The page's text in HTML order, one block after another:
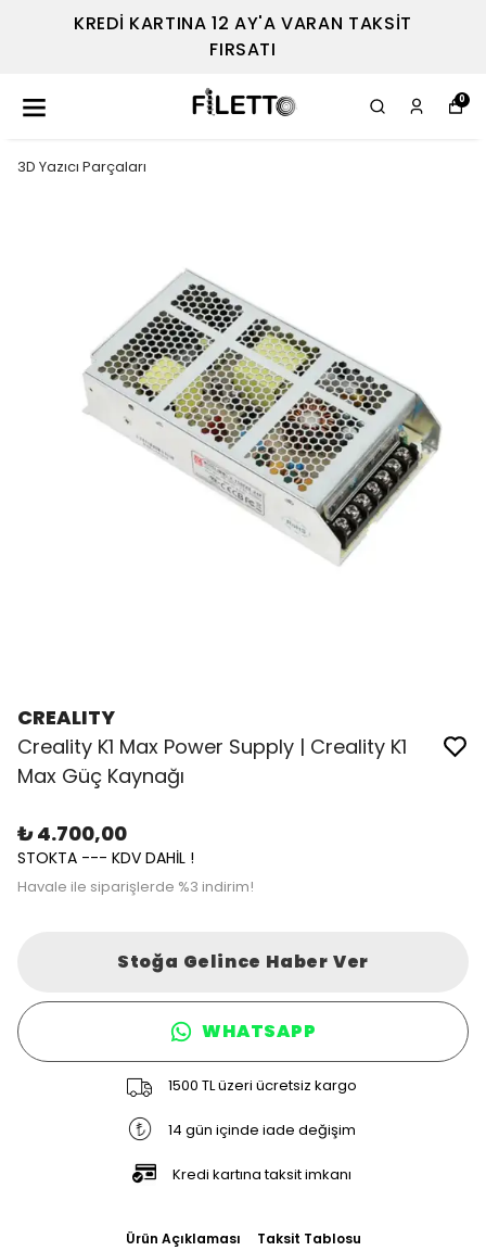
KREDİ KARTINA 12 AY'A VARAN TAKSİT
FIRSATI
0
3D Yazıcı Parçaları
CREALITY
Creality K1 Max Power Supply | Creality K1
Max Güç Kaynağı
₺ 4.700,00
STOKTA --- KDV DAHİL !
Havale ile siparişlerde %3 indirim!
Stoğa Gelince Haber Ver
WHATSAPP
1500 TL üzeri ücretsiz kargo
14 gün içinde iade değişim
Kredi kartına taksit imkanı
Ürün Açıklaması Taksit Tablosu